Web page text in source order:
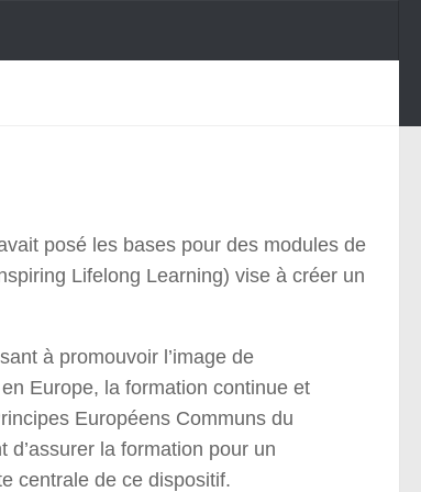
posé les bases pour des modules de
Lifelong Learning) vise à créer un
à promouvoir l’image de
Europe, la formation continue et
Européens Communs du
d’assurer la formation pour un
centrale de ce dispositif.